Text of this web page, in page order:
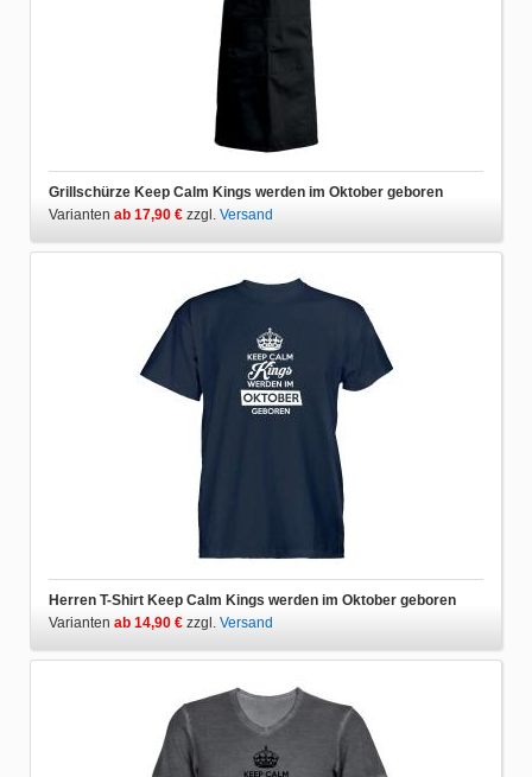
Grillschürze Keep Calm Kings werden im Oktober geboren
Varianten ab 17,90 € zzgl. Versand
Herren T-Shirt Keep Calm Kings werden im Oktober geboren
Varianten ab 14,90 € zzgl. Versand